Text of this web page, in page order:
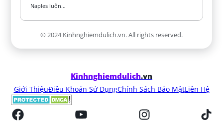
Naples luôn…
© 2024 Kinhnghiemdulich.vn. All rights reserved.
Kinhnghiemdulich.vn
Giới ThiệuĐiều Khoản Sử DụngChính Sách Bảo MậtLiên Hệ